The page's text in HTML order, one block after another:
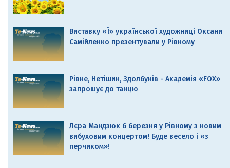
Виставку «Ї» української художниці Оксани
Самійленко презентували у Рівному
Рівне, Нетішин, Здолбунів - Академія «FOX»
запрошує до танцю
Лєра Мандзюк 6 березня у Рівному з новим
вибуховим концертом! Буде весело і «з
перчиком»!